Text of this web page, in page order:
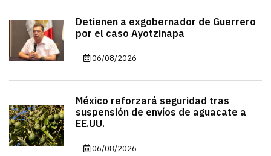
Detienen a exgobernador de Guerrero
por el caso Ayotzinapa
06/08/2026
México reforzará seguridad tras
suspensión de envíos de aguacate a
EE.UU.
06/08/2026